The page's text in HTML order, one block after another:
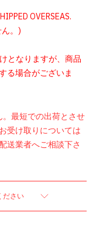
OVERSEAS.
ん。)
となりますが、商品
る場合がございま
最短での出荷とさせ
受け取りについては
送業者へご相談下さ
ださい